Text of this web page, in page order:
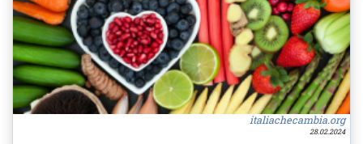
italiachecambia.org
28.02.2024